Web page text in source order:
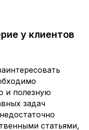
у клиентов
и полезную
задач
статьями,